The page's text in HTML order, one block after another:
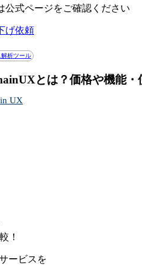
公式ページをご確認ください
げ依頼
解析ツール
とは？価格や機能・
UX
！
ービスを